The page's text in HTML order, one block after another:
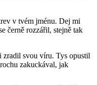
v tvém jménu. Dej mi
černě rozzářil, stejně tak
svou víru. Tys opustil
zakuckával, jak